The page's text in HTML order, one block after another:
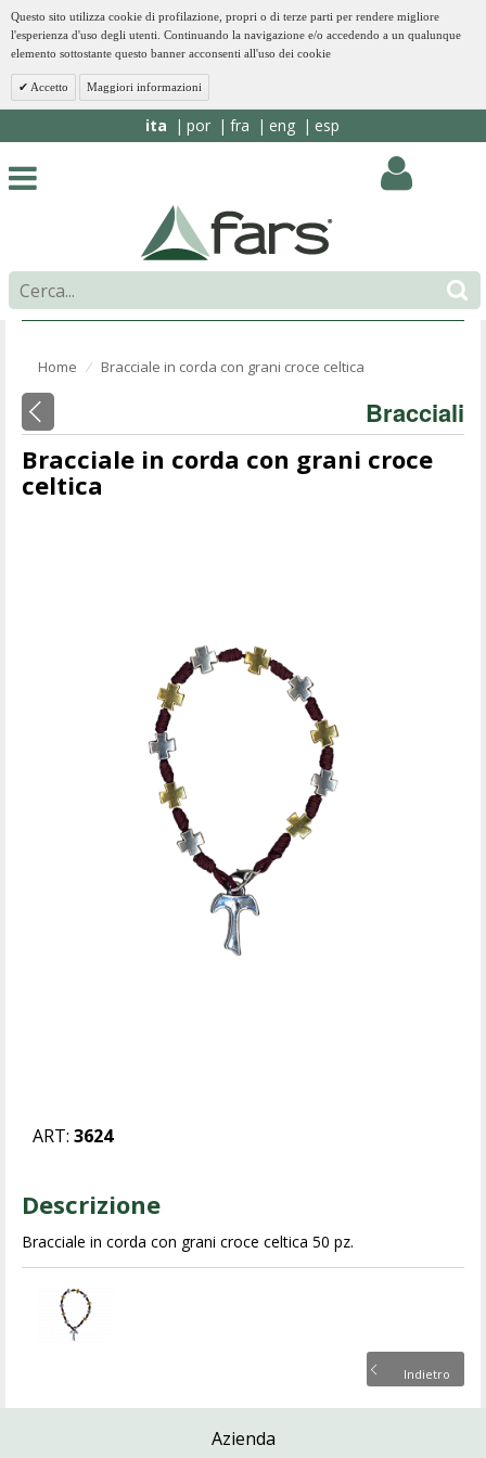
Questo sito utilizza cookie di profilazione, propri o di terze parti per rendere migliore
l'esperienza d'uso degli utenti. Continuando la navigazione e/o accedendo a un qualunque
elemento sottostante questo banner acconsenti all'uso dei cookie
Accetto Maggiori informazioni
ita por fra eng esp
Home ⁄ Bracciale in corda con grani croce celtica
Bracciali
Bracciale in corda con grani croce
celtica
ART: 3624
Descrizione
Bracciale in corda con grani croce celtica 50 pz.
Indietro
Azienda